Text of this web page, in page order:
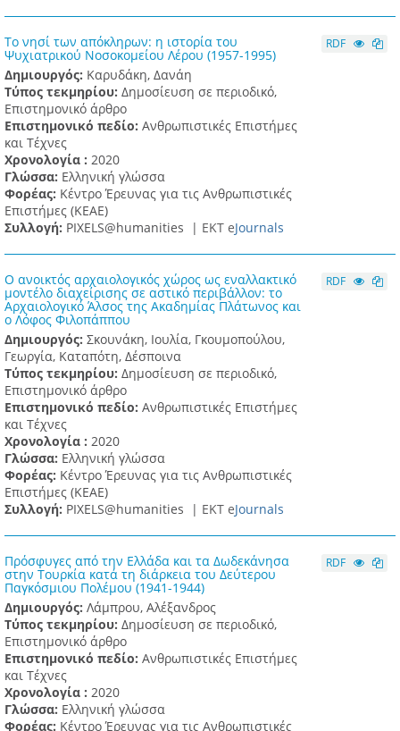
Το νησί των απόκληρων: η ιστορία του
Ψυχιατρικού Νοσοκομείου Λέρου (1957-1995)
Δημιουργός: Καρυδάκη, Δανάη
Τύπος τεκμηρίου: Δημοσίευση σε περιοδικό,
Επιστημονικό άρθρο
Επιστημονικό πεδίο: Ανθρωπιστικές Επιστήμες
και Τέχνες
Χρονολογία : 2020
Γλώσσα: Ελληνική γλώσσα
Φορέας: Κέντρο Έρευνας για τις Ανθρωπιστικές
Επιστήμες (ΚΕΑΕ)
Συλλογή: PIXELS@humanities | ΕΚΤ eJournals
RDF
Ο ανοικτός αρχαιολογικός χώρος ως εναλλακτικό
μοντέλο διαχείρισης σε αστικό περιβάλλον: το
Αρχαιολογικό Άλσος της Ακαδημίας Πλάτωνος και
ο Λόφος Φιλοπάππου
Δημιουργός: Σκουνάκη, Ιουλία, Γκουμοπούλου,
Γεωργία, Καταπότη, Δέσποινα
Τύπος τεκμηρίου: Δημοσίευση σε περιοδικό,
Επιστημονικό άρθρο
Επιστημονικό πεδίο: Ανθρωπιστικές Επιστήμες
και Τέχνες
Χρονολογία : 2020
Γλώσσα: Ελληνική γλώσσα
Φορέας: Κέντρο Έρευνας για τις Ανθρωπιστικές
Επιστήμες (ΚΕΑΕ)
Συλλογή: PIXELS@humanities | ΕΚΤ eJournals
RDF
Πρόσφυγες από την Ελλάδα και τα Δωδεκάνησα
στην Τουρκία κατά τη διάρκεια του Δεύτερου
Παγκόσμιου Πολέμου (1941-1944)
Δημιουργός: Λάμπρου, Αλέξανδρος
Τύπος τεκμηρίου: Δημοσίευση σε περιοδικό,
Επιστημονικό άρθρο
Επιστημονικό πεδίο: Ανθρωπιστικές Επιστήμες
και Τέχνες
Χρονολογία : 2020
Γλώσσα: Ελληνική γλώσσα
Φορέας: Κέντρο Έρευνας για τις Ανθρωπιστικές
RDF